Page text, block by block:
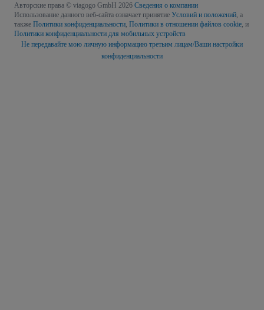
Авторские права © viagogo GmbH 2026 Сведения о компании
Использование данного веб-сайта означает принятие Условий и положений, а
также Политики конфиденциальности, Политики в отношении файлов cookie, и
Политики конфиденциальности для мобильных устройств
Не передавайте мою личную информацию третьим лицам/Ваши настройки
конфиденциальности